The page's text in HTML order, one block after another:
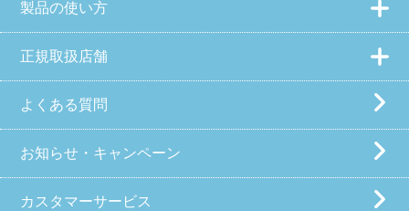
製品の使い方
正規取扱店舗
よくある質問
お知らせ・キャンペーン
カスタマーサービス